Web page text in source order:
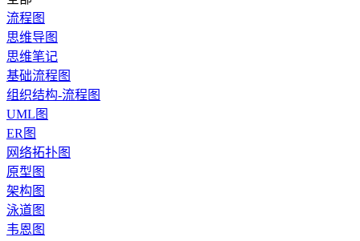
流程图
思维导图
思维笔记
基础流程图
组织结构-流程图
UML图
ER图
网络拓扑图
原型图
架构图
泳道图
韦恩图